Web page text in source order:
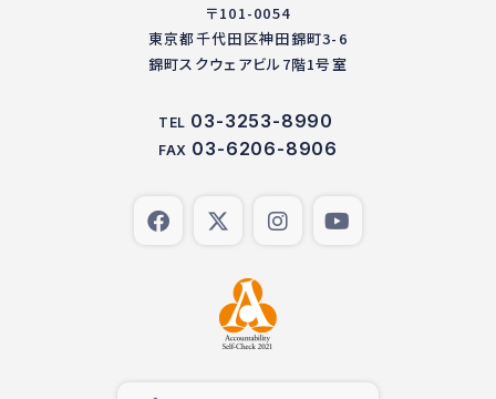
〒101-0054
東京都千代田区神田錦町3-6
錦町スクウェアビル7階1号室
TEL 03-3253-8990
FAX 03-6206-8906